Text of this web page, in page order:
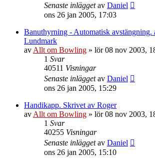
Senaste inläggetav Daniel
ons 26 jan 2005, 17:03
Banuthyrning - Automatisk avstängning.
Lundmark
av Allt om Bowling » lör 08 nov 2003,
1 Svar
40511 Visningar
Senaste inläggetav Daniel
ons 26 jan 2005, 15:29
Handikapp. Skrivet av Roger
av Allt om Bowling » lör 08 nov 2003,
1 Svar
40255 Visningar
Senaste inläggetav Daniel
ons 26 jan 2005, 15:10